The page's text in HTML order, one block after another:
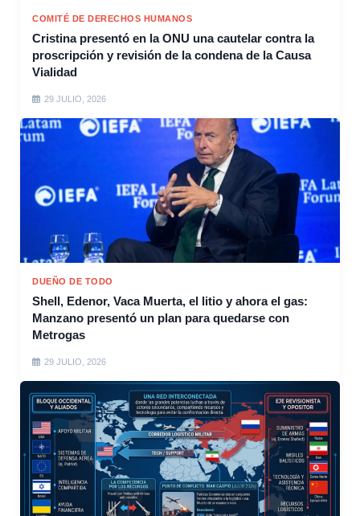
COMITÉ DE DERECHOS HUMANOS
Cristina presentó en la ONU una cautelar contra la
proscripción y revisión de la condena de la Causa
Vialidad
29 JULIO, 2026
DUEÑO DE TODO
Shell, Edenor, Vaca Muerta, el litio y ahora el gas:
Manzano presentó un plan para quedarse con
Metrogas
29 JULIO, 2026